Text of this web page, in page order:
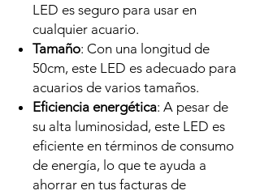
LED es seguro para usar en
cualquier acuario.
Tamaño: Con una longitud de
50cm, este LED es adecuado para
acuarios de varios tamaños.
Eficiencia energética: A pesar de
su alta luminosidad, este LED es
eficiente en términos de consumo
de energía, lo que te ayuda a
ahorrar en tus facturas de